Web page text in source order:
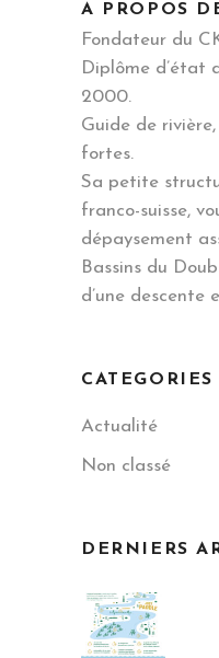
A PROPOS
Fondateur du
Diplôme d’état
2000.
Guide de
fortes.
Sa petite
franco-suisse,
dépaysement
Bassins du
d’une descente
CATEGORIES
Actualité
Non classé
DERNIERS